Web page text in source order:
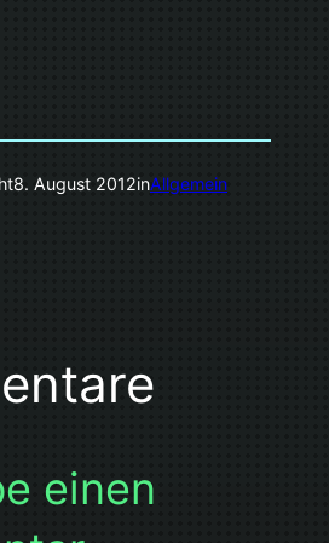
8. August 2012inAllgemein
einen